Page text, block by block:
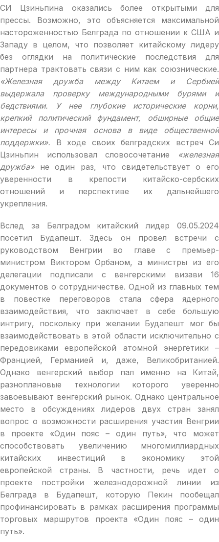
СИ Цзиньпина оказались более открытыми для
прессы. Возможно, это объясняется максимальной
настороженностью Белграда по отношении к США и
Западу в целом, что позволяет китайскому лидеру
без оглядки на политические последствия для
партнера трактовать связи с ним как союзнические.
«Железная дружба между Китаем и Сербией
выдержала проверку международными бурями и
бедствиями. У нее глубокие исторические корни,
крепкий политический фундамент, обширные общие
интересы и прочная основа в виде общественной
поддержки». В ходе своих белградских встреч Си
Цзиньпин использовал словосочетание «железная
дружба»не один раз, что свидетельствует о его
уверенности в крепости китайско-сербских
отношений и перспективе их дальнейшего
укрепления.
Вслед за Белградом китайский лидер 09.05.2024
посетил Будапешт. Здесь он провел встречи с
руководством Венгрии во главе с премьер-
министром Виктором Орбаном, а министры из его
делегации подписали с венгерскими визави 16
документов о сотрудничестве. Одной из главных тем
в повестке переговоров стала сфера ядерного
взаимодействия, что заключает в себе большую
интригу, поскольку при желании Будапешт мог бы
взаимодействовать в этой области исключительно с
передовиками европейской атомной энергетики –
Францией, Германией и, даже, Великобританией.
Однако венгерский выбор пал именно на Китай,
разноплановые технологии которого уверенно
завоевывают венгерский рынок. Однако центральное
место в обсуждениях лидеров двух стран занял
вопрос о возможности расширения участия Венгрии
в проекте «Один пояс – один путь», что может
способствовать увеличению многомиллиардных
китайских инвестиций в экономику этой
европейской страны. В частности, речь идет о
проекте постройки железнодорожной линии из
Белграда в Будапешт, которую Пекин пообещал
профинансировать в рамках расширения программы
торговых маршрутов проекта «Один пояс – один
путь».